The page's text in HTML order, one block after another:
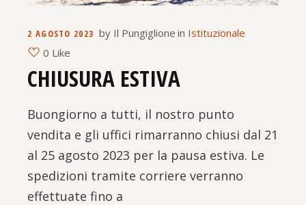
2 AGOSTO 2023 by Il Pungiglione in Istituzionale
0 Like
CHIUSURA ESTIVA
Buongiorno a tutti, il nostro punto
vendita e gli uffici rimarranno chiusi dal 21
al 25 agosto 2023 per la pausa estiva. Le
spedizioni tramite corriere verranno
effettuate fino a